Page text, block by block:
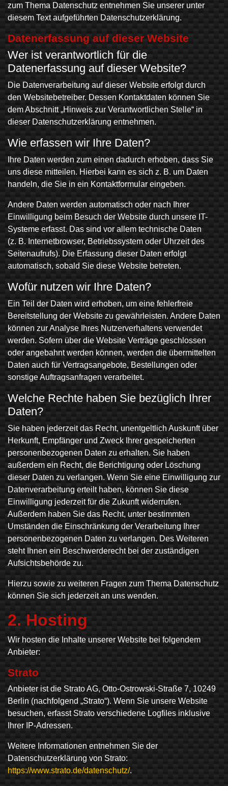
zum Thema Datenschutz entnehmen Sie unserer unter
diesem Text aufgeführten Datenschutzerklärung.
Datenerfassung auf dieser Website
Wer ist verantwortlich für die
Datenerfassung auf dieser Website?
Die Datenverarbeitung auf dieser Website erfolgt durch
den Websitebetreiber. Dessen Kontaktdaten können Sie
dem Abschnitt „Hinweis zur Verantwortlichen Stelle“ in
dieser Datenschutzerklärung entnehmen.
Wie erfassen wir Ihre Daten?
Ihre Daten werden zum einen dadurch erhoben, dass Sie
uns diese mitteilen. Hierbei kann es sich z. B. um Daten
handeln, die Sie in ein Kontaktformular eingeben.
Andere Daten werden automatisch oder nach Ihrer
Einwilligung beim Besuch der Website durch unsere IT-
Systeme erfasst. Das sind vor allem technische Daten
(z. B. Internetbrowser, Betriebssystem oder Uhrzeit des
Seitenaufrufs). Die Erfassung dieser Daten erfolgt
automatisch, sobald Sie diese Website betreten.
Wofür nutzen wir Ihre Daten?
Ein Teil der Daten wird erhoben, um eine fehlerfreie
Bereitstellung der Website zu gewährleisten. Andere Daten
können zur Analyse Ihres Nutzerverhaltens verwendet
werden. Sofern über die Website Verträge geschlossen
oder angebahnt werden können, werden die übermittelten
Daten auch für Vertragsangebote, Bestellungen oder
sonstige Auftragsanfragen verarbeitet.
Welche Rechte haben Sie bezüglich Ihrer
Daten?
Sie haben jederzeit das Recht, unentgeltlich Auskunft über
Herkunft, Empfänger und Zweck Ihrer gespeicherten
personenbezogenen Daten zu erhalten. Sie haben
außerdem ein Recht, die Berichtigung oder Löschung
dieser Daten zu verlangen. Wenn Sie eine Einwilligung zur
Datenverarbeitung erteilt haben, können Sie diese
Einwilligung jederzeit für die Zukunft widerrufen.
Außerdem haben Sie das Recht, unter bestimmten
Umständen die Einschränkung der Verarbeitung Ihrer
personenbezogenen Daten zu verlangen. Des Weiteren
steht Ihnen ein Beschwerderecht bei der zuständigen
Aufsichtsbehörde zu.
Hierzu sowie zu weiteren Fragen zum Thema Datenschutz
können Sie sich jederzeit an uns wenden.
2. Hosting
Wir hosten die Inhalte unserer Website bei folgendem
Anbieter:
Strato
Anbieter ist die Strato AG, Otto-Ostrowski-Straße 7, 10249
Berlin (nachfolgend „Strato“). Wenn Sie unsere Website
besuchen, erfasst Strato verschiedene Logfiles inklusive
Ihrer IP-Adressen.
Weitere Informationen entnehmen Sie der
Datenschutzerklärung von Strato:
https://www.strato.de/datenschutz/.